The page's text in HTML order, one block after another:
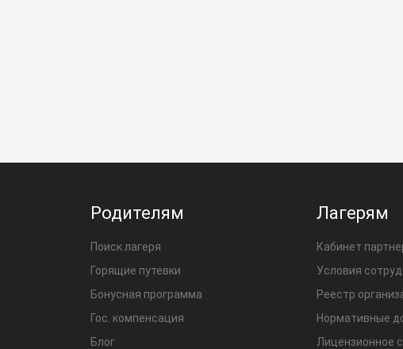
Родителям
Поиск лагеря
Горящие путевки
Бонусная программа
Гос. компенсация
Блог
Лагерям
Кабинет
Условия
Реестр
Нормативные
Лицензионное